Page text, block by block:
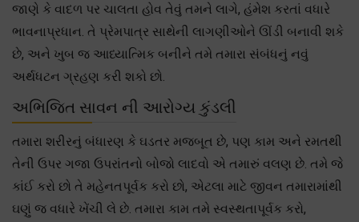
જાણે કે વાદળ પર ચાલતા હોવ તેવું તમને લાગે, હંમેશ કરતાં વધારે
ભાવનાપ્રધાન. તે પ્રેમપાત્ર સાથેની લાગણીઓને ઊંડી બનાવી શકે
છે, અને ખુબ જ આધ્યાત્મિક બનીને તમે તમારા સંબંધનું નવું
અર્થધટન ગ્રહણ કરી શકો છો.
અભિજિત સાવન ની આરોગ્ય કુંડલી
તમારા શરીરનું બંધારણ કે ઘડતર મજબૂત છે, પણ કામ અને રમતથી
તેની ઉપર ગજા ઉપરાંતનો બોજો લાદવો એ તમારું વલણ છે. તમે જે
કાંઈ કરો છો તે મહેનતપૂર્વક કરો છો, એટલા માટે જીવન તમારામાંથી
ઘણું જ વધારે ખેંચી લે છે. તમારા કામ તમે સ્વસ્થતાપૂર્વક કરો,